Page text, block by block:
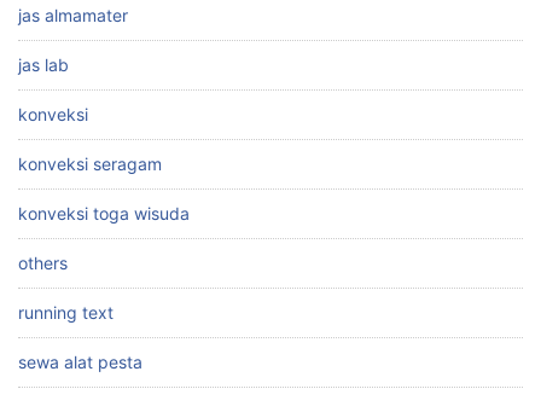
jas almamater
jas lab
konveksi
konveksi seragam
konveksi toga wisuda
others
running text
sewa alat pesta